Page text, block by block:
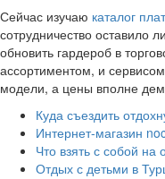
Сейчас изучаю каталог
сотрудничество оставило
обновить гардероб в
ассортиментом, и
модели, а цены вполне
Куда съездить
Интернет-магазин
Что взять с собой на
Отдых с детьми в